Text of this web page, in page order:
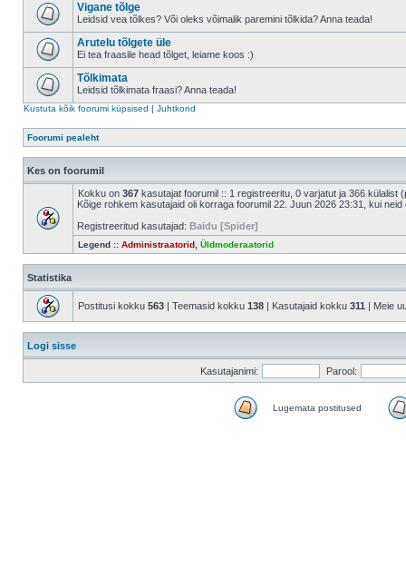
Vigane tõlge
Leidsid vea tõlkes? Või oleks võimalik paremini tõlkida? Anna teada!
Arutelu tõlgete üle
Ei tea fraasile head tõlget, leiame koos :)
Tõlkimata
Leidsid tõlkimata fraasi? Anna teada!
Kustuta kõik foorumi küpsised | Juhtkond
Foorumi pealeht
Kes on foorumil
Kokku on 367 kasutajat foorumil :: 1 registreeritu, 0 varjatut ja 366 külalist
Kõige rohkem kasutajaid oli korraga foorumil 22. Juun 2026 23:31, kui neid
Registreeritud kasutajad: Baidu [Spider]
Legend :: Administraatorid Üldmoderaatorid
Statistika
Postitusi kokku 563 | Teemasid kokku 138 | Kasutajaid kokku 311 | Meie
Logi sisse
Kasutajanimi: Parool:
Lugemata postitused